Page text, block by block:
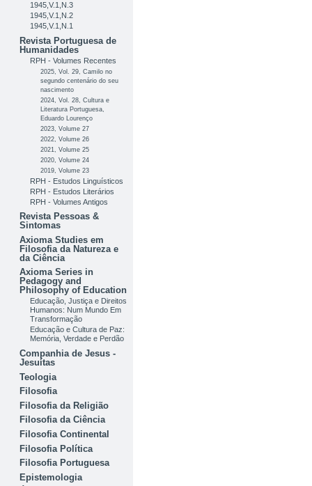
1945,V.1,N.3
1945,V.1,N.2
1945,V.1,N.1
Revista Portuguesa de
Humanidades
RPH - Volumes Recentes
2025, Vol. 29, Camilo no
segundo centenário do seu
nascimento
2024, Vol. 28, Cultura e
Literatura Portuguesa,
Eduardo Lourenço
2023, Volume 27
2022, Volume 26
2021, Volume 25
2020, Volume 24
2019, Volume 23
RPH - Estudos Linguísticos
RPH - Estudos Literários
RPH - Volumes Antigos
Revista Pessoas &
Sintomas
Axioma Studies em
Filosofia da Natureza e
da Ciência
Axioma Series in
Pedagogy and
Philosophy of Education
Educação, Justiça e Direitos
Humanos: Num Mundo Em
Transformação
Educação e Cultura de Paz:
Memória, Verdade e Perdão
Companhia de Jesus -
Jesuítas
Teologia
Filosofia
Filosofia da Religião
Filosofia da Ciência
Filosofia Continental
Filosofia Política
Filosofia Portuguesa
Epistemologia